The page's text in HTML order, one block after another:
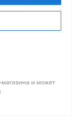
магазина и может